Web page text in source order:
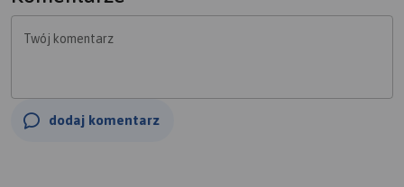
Twój komentarz
dodaj komentarz